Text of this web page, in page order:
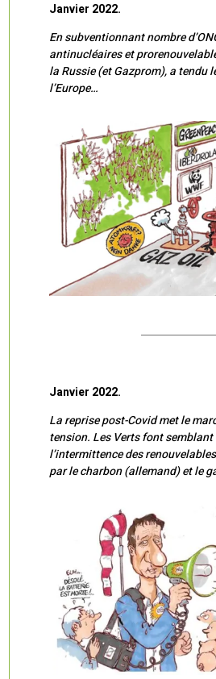
Janvier 2022.
En subventionnant nombre
antinucléaires et
la Russie (et Gazprom), a tendu
l’Europe…
Janvier 2022.
La reprise post-Covid met le
tension. Les Verts font semblant
l’intermittence des
par le charbon (allemand) et le